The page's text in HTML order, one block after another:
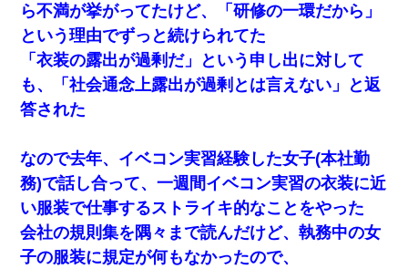
ら不満が挙がってたけど、「研修の一環だから」
という理由でずっと続けられてた
「衣装の露出が過剰だ」という申し出に対して
も、「社会通念上露出が過剰とは言えない」と返
答された
なので去年、イベコン実習経験した女子(本社勤
務)で話し合って、一週間イベコン実習の衣装に近
い服装で仕事するストライキ的なことをやった
会社の規則集を隅々まで読んだけど、執務中の女
子の服装に規定が何もなかったので、